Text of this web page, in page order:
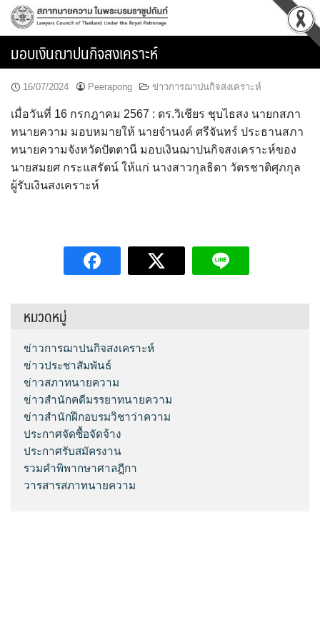
Skip
มอบเงินฌาปนกิจสงเคราะห์
16/07/2024 Peerapong ข่าวการฌาปนกิจสงเคราะห์
เมื่อวันที่ 16 กรกฎาคม 2567 : ดร.วิเชียร ชุบไธสง นายกสภา
ทนายความ มอบหมายให้ นายจำนงค์ ศรีจันทร์ ประธานสภา
ทนายความจังหวัดปัตตานี มอบเงินฌาปนกิจสงเคราะห์ของ
นายสมยศ กระแสรัตน์ ให้แก่ นางสาวกุลธิดา วัตรชาติศุภกุล
ผู้รับเงินสงเคราะห์
หมวดหมู่
ข่าวการฌาปนกิจสงเคราะห์
ข่าวประชาสัมพันธ์
ข่าวสภาทนายความ
ข่าวสำนักคดีมรรยาทนายความ
ข่าวสำนักฝึกอบรมวิชาว่าความ
ประกาศจัดซื้อจัดจ้าง
ประกาศรับสมัครงาน
รวมคำพิพากษาศาลฎีกา
วารสารสภาทนายความ